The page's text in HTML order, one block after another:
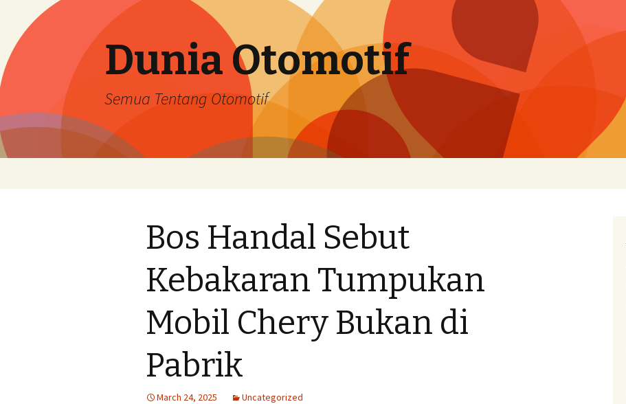
Dunia Otomotif
Semua Tentang Otomotif
Bos Handal Sebut
Kebakaran Tumpukan
Mobil Chery Bukan di
Pabrik
March 24, 2025 Uncategorized